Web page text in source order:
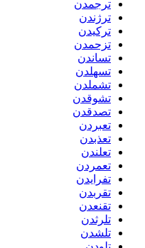
ترجمدن
ترژندن
ترکیدن
تزحمدن
تساندن
تسهلدن
تشملدن
تشوقدن
تصدقدن
تعبردن
تعذبدن
تعلندن
تعمردن
تفرایدن
تقربدن
تقنعدن
تلرثدن
تلشدن